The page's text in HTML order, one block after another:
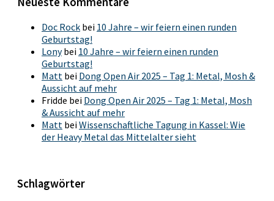
Doc Rock bei 10 Jahre – wir feiern einen runden
Geburtstag!
Lonybei 10 Jahre – wir feiern einen runden
Geburtstag!
Matt bei Dong Open Air 2025 – Tag 1: Metal, Mosh &
Aussicht auf mehr
Fridde bei Dong Open Air 2025 – Tag 1: Metal, Mosh
& Aussicht auf mehr
Matt beiWissenschaftliche Tagung in Kassel: Wie
der Heavy Metal das Mittelalter sieht
Schlagwörter